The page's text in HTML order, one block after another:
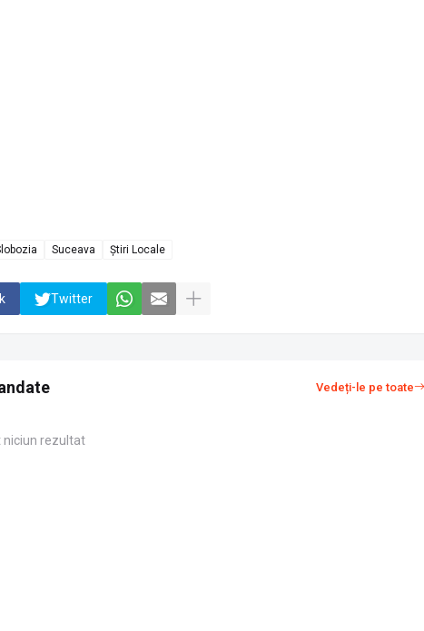
Suceava Știri Locale
Twitter
Vedeți-le pe toate
niciun rezultat